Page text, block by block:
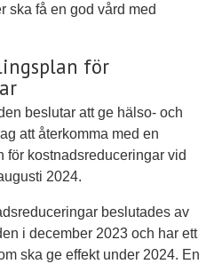
ska få en god vård med
för
beslutar att ge hälso- och
att återkomma med en
kostnadsreduceringar vid
2024.
beslutades av
i december 2023 och har ett
ska ge effekt under 2024. En